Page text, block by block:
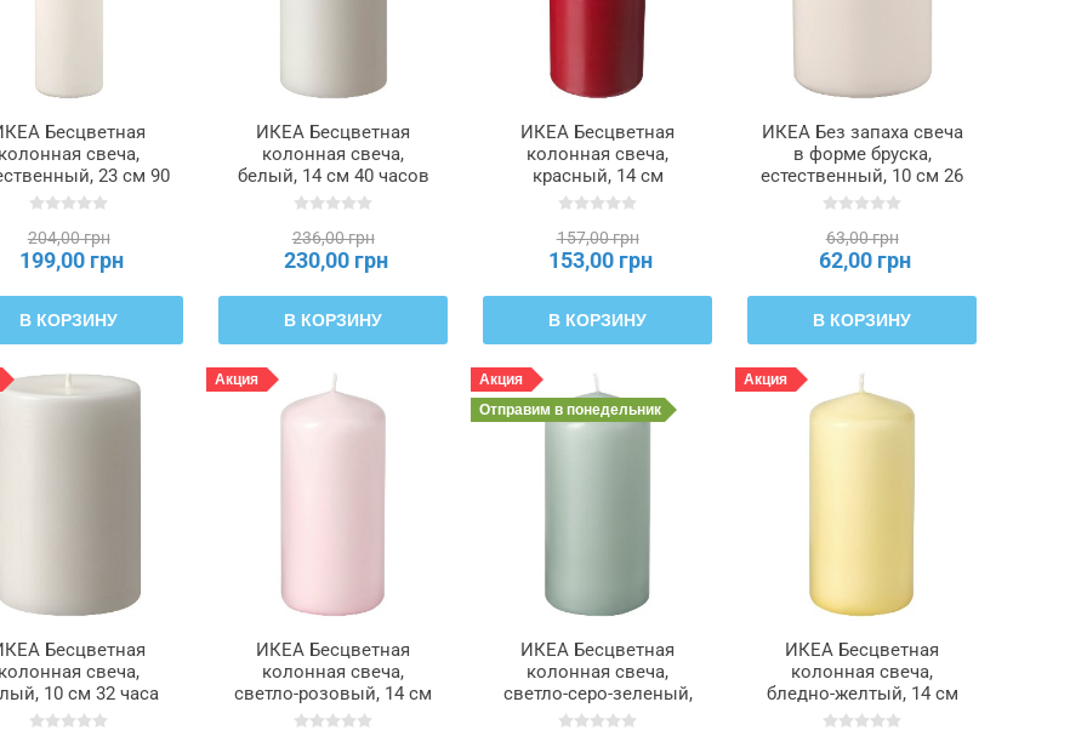
Бесцветная
колонная свеча,
23 см 90
часов FENOMEN
204,00 грн
199,00 грн
В КОРЗИНУ
ИКЕА Бесцветная
колонная свеча,
белый, 14 см 40 часов
JUBLA ДЖУБЛ,
236,00 грн
230,00 грн
В КОРЗИНУ
ИКЕА Бесцветная
колонная свеча,
красный, 14 см
FENOMEN ФЕНОМЕН,
157,00 грн
153,00 грн
В КОРЗИНУ
ИКЕА Без запаха свеча
в форме бруска,
естественный, 10 см 26
часов LÄTTNAD
63,00 грн
62,00 грн
В КОРЗИНУ
Бесцветная
колонная свеча,
10 см 32 часа
JUBLA ДЖУБЛ,
Акция
ИКЕА Бесцветная
колонная свеча,
светло-розовый, 14 см
40 часов DAGLIGEN
Акция
Отправим в понедельник
ИКЕА Бесцветная
колонная свеча,
светло-серо-зеленый,
14 см 40 часов
Акция
ИКЕА Бесцветная
колонная свеча,
бледно-желтый, 14 см
40 часов DAGLIGEN